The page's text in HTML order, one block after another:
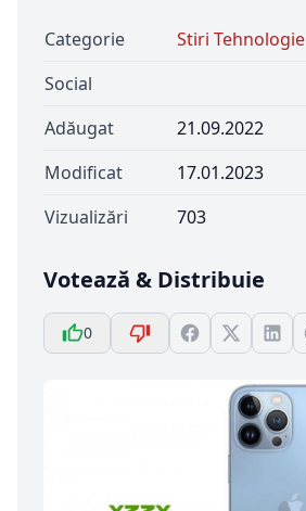
Categorie
Stiri Tehnologie
Social
Adăugat
21.09.2022
Modificat
17.01.2023
Vizualizări
703
Votează & Distribuie
0